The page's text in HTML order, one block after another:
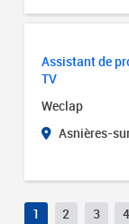
Assistant de
TV
Weclap
Asnières-
1 2 3 4